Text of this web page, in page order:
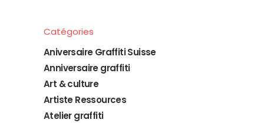
Catégories
Aniversaire Graffiti Suisse
Anniversaire graffiti
Art & culture
Artiste Ressources
Atelier graffiti